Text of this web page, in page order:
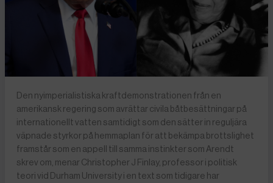
Den nyimperialistiska kraftdemonstrationen från en
amerikansk regering som avrättar civila båtbesättningar på
internationellt vatten samtidigt som den sätter in reguljära
väpnade styrkor på hemmaplan för att bekämpa brottslighet
framstår som en appell till samma instinkter som Arendt
skrev om, menar Christopher J Finlay, professor i politisk
teori vid Durham University i en text som tidigare har